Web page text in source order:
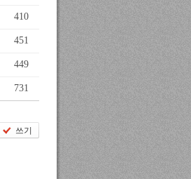
410
451
449
731
쓰기